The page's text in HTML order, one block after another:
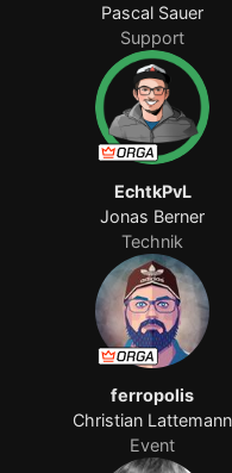
Pascal Sauer
Support
EchtkPvL
Jonas Berner
Technik
ferropolis
Christian Lattemann
Event